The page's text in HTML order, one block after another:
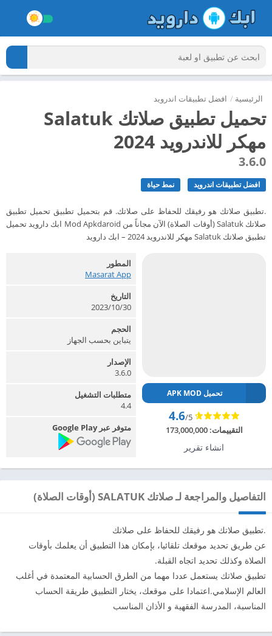
الرئيسية / افضل تطبيقات اندرويد
تحميل تطبيق صلاتك Salatuk
مهكر للاندرويد 2024
3.6.0
افضل تطبيقات اندرويد نمط حياة
.تطبيق صلاتك هو رفيقك للحفاظ على صلاتك. قم بتحميل تطبيق تحميل تطبيق
صلاتك Salatuk (أوقات الصلاة) الآن مجاناً من Mod Apkdaroid ابك دارويد تحميل
تطبيق صلاتك Salatuk مهكر للاندرويد 2024 – ابك دارويد
تحميل APK MOD
4.6/5
التقييمات:173,000,000
انشاء تقرير
المطور
Masarat App‏
التاريخ
30‏/10‏/2023
الحجم
يتباين بحسب الجهاز
الإصدار
3.6.0
متطلبات التشغيل
4.4
متوفر عبر Google Play
التفاصيل والمراجعة لـ صلاتك SALATUK (أوقات الصلاة)
.تطبيق صلاتك هو رفيقك للحفاظ على صلاتك
عن طريق تحديد موقعك تلقائيا، بإمكان هذا التطبيق أن يعلمك بأوقات
الصلاة وكذلك تحديد اتجاه القبلة.
تطبيق صلاتك يستعمل عددا مهما من الطرق الحسابية المعتمدة في أغلب
العالم الإسلامي.اعتمادا على موقعك، يختار التطبيق طريقة الحساب
المناسبة، المدرسة الفقهية و الأذان المناسب